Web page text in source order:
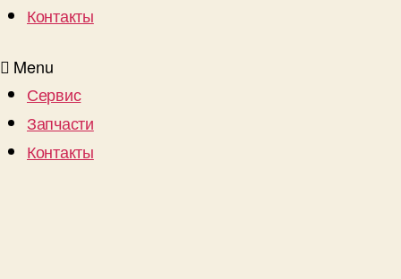
Контакты
Menu
Сервис
Запчасти
Контакты